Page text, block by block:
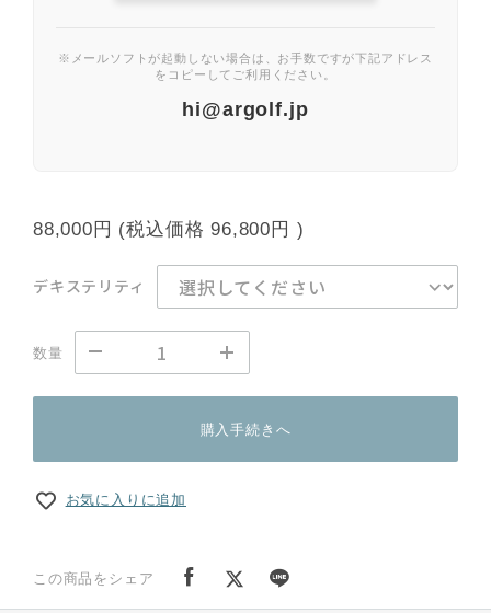
※メールソフトが起動しない場合は、お手数ですが下記アドレス
をコピーしてご利用ください。
hi@argolf.jp
88,000円 (税込価格96,800円 )
デキステリティ
数量
購入手続きへ
お気に入りに追加
この商品をシェア